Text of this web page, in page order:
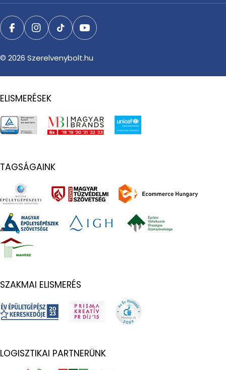
FacebookInstagram
TikTokYouTube
© 2026 Szerelvenybolt.hu
ELISMERÉSEK
TAGSÁGAINK
SZAKMAI ELISMERÉS
LOGISZTIKAI PARTNERÜNK